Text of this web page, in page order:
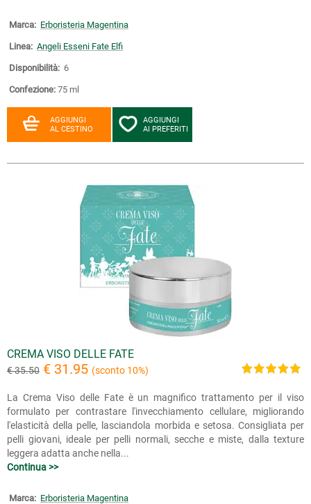
Marca: Erboristeria Magentina
Linea: Angeli Esseni Fate Elfi
Disponibilità: 6
Confezione: 75 ml
AGGIUNGI
AL CESTINO
AGGIUNGI
AI PREFERITI
CREMA VISO DELLE FATE
€ 35.50 € 31.95 (sconto 10%)
La Crema Viso delle Fate è un magnifico trattamento per il viso
formulato per contrastare l'invecchiamento cellulare, migliorando
l'elasticità della pelle, lasciandola morbida e setosa. Consigliata per
pelli giovani, ideale per pelli normali, secche e miste, dalla texture
leggera adatta anche nella...
Continua >>
Marca: Erboristeria Magentina